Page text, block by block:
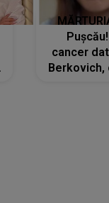
cancer
Berkovich,